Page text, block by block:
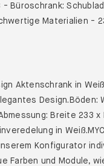
Büroschrank:
Materialien -
Aktenschrank in
Design.Böden:
Breite 233
in
Konfigurator
Farben und Module,